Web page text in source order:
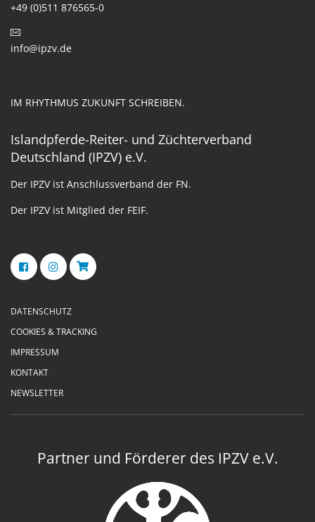
+49 (0)511 876565-0
info@ipzv.de
IM RHYTHMUS ZUKUNFT SCHREIBEN.
Islandpferde-Reiter- und Züchterverband
Deutschland (IPZV) e.V.
Der IPZV ist Anschlussverband der FN.
Der IPZV ist Mitglied der FEIF.
DATENSCHUTZ
COOKIES & TRACKING
IMPRESSUM
KONTAKT
NEWSLETTER
Partner und Förderer des IPZV e.V.